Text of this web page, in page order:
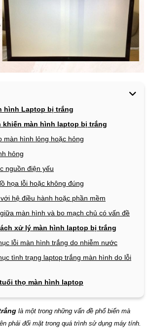
hình Laptop bị trắng
khiến màn hình laptop bị trắng
màn hình lỏng hoặc hỏng
hỏng
nguồn điện yếu
họa lỗi hoặc không đúng
hệ điều hành hoặc phần mềm
màn hình và bo mạch chủ có vấn đề
xử lý màn hình laptop bị trắng
lỗi màn hình trắng do nhiễm nước
tình trạng laptop trắng màn hình do lỗi
thọ màn hình laptop
là một trong những vấn đề phổ biến mà
phải đối mặt trong quá trình sử dụng máy tính.